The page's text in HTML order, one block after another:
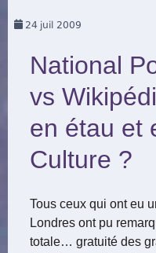
24 juil 2009
National
vs
en étau et
Culture ?
Tous ceux qui ont eu
Londres ont pu
totale… gratuité des